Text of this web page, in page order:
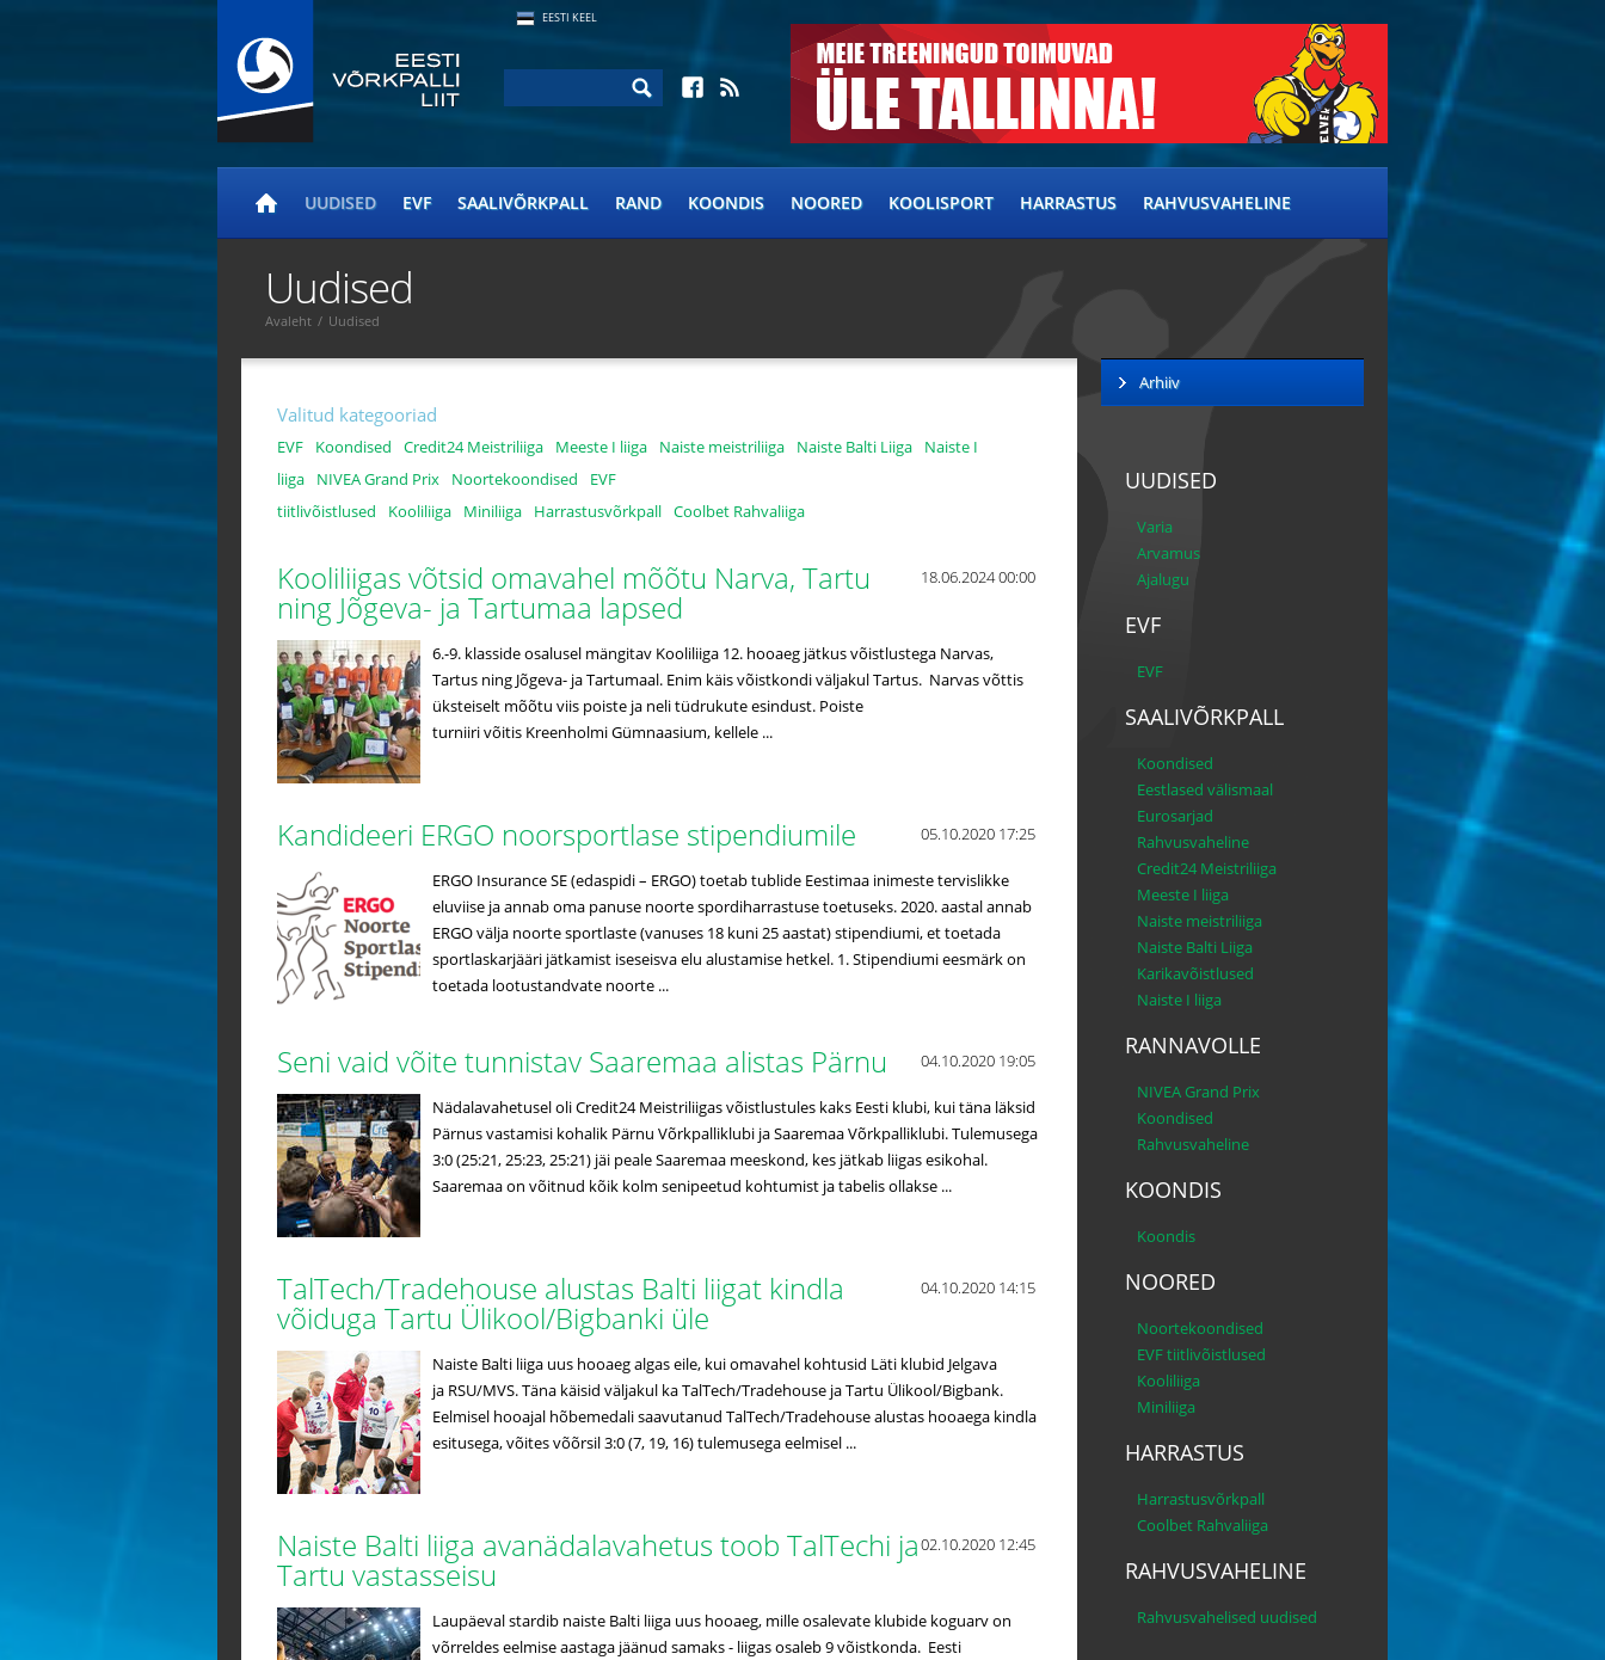
EESTI KEEL
UUDISED EVF SAALIVÕRKPALL RAND KOONDIS NOORED KOOLISPORT HARRASTUS RAHVUSVAHELINE
Valitud kategooriad
EVF Koondised Credit24 Meistriliiga Meeste I liiga Naiste meistriliiga Naiste Balti Liiga
Naiste I
liiga
NIVEA Grand Prix Noortekoondised
EVF
tiitlivõistlused
Kooliliiga Miniliiga Harrastusvõrkpall Coolbet Rahvaliiga
18.06.2024 00:00
Kooliliigas võtsid omavahel mõõtu Narva, Tartu
ning Jõgeva- ja Tartumaa lapsed
6.-9. klasside osalusel mängitav Kooliliiga 12. hooaeg jätkus võistlustega Narvas,
Tartus ning Jõgeva- ja Tartumaal. Enim käis võistkondi väljakul Tartus. Narvas võttis
üksteiselt mõõtu viis poiste ja neli tüdrukute esindust. Poiste
turniiri võitis Kreenholmi Gümnaasium, kellele ...
05.10.2020 17:25
Kandideeri ERGO noorsportlase stipendiumile
ERGO Insurance SE (edaspidi – ERGO) toetab tublide Eestimaa inimeste tervislikke
eluviise ja annab oma panuse noorte spordiharrastuse toetuseks. 2020. aastal annab
ERGO välja noorte sportlaste (vanuses 18 kuni 25 aastat) stipendiumi, et toetada
sportlaskarjääri jätkamist iseseisva elu alustamise hetkel. 1. Stipendiumi eesmärk on
toetada lootustandvate noorte ...
04.10.2020 19:05
Seni vaid võite tunnistav Saaremaa alistas Pärnu
Nädalavahetusel oli Credit24 Meistriliigas võistlustules kaks Eesti klubi, kui täna läksid
Pärnus vastamisi kohalik Pärnu Võrkpalliklubi ja Saaremaa Võrkpalliklubi. Tulemusega
3:0 (25:21, 25:23, 25:21) jäi peale Saaremaa meeskond, kes jätkab liigas esikohal.
Saaremaa on võitnud kõik kolm senipeetud kohtumist ja tabelis ollakse ...
04.10.2020 14:15
TalTech/Tradehouse alustas Balti liigat kindla
võiduga Tartu Ülikool/Bigbanki üle
Naiste Balti liiga uus hooaeg algas eile, kui omavahel kohtusid Läti klubid Jelgava
ja RSU/MVS. Täna käisid väljakul ka TalTech/Tradehouse ja Tartu Ülikool/Bigbank.
Eelmisel hooajal hõbemedali saavutanud TalTech/Tradehouse alustas hooaega kindla
esitusega, võites võõrsil 3:0 (7, 19, 16) tulemusega eelmisel ...
02.10.2020 12:45
Naiste Balti liiga avanädalavahetus toob TalTechi ja
Tartu vastasseisu
Laupäeval stardib naiste Balti liiga uus hooaeg, mille osalevate klubide koguarv on
võrreldes eelmise aastaga jäänud samaks - liigas osaleb 9 võistkonda. Eesti
Uudised
Avaleht / Uudised
Arhiiv
UUDISED
Varia
Arvamus
Ajalugu
EVF
EVF
SAALIVÕRKPALL
Koondised
Eestlased välismaal
Eurosarjad
Rahvusvaheline
Credit24 Meistriliiga
Meeste I liiga
Naiste meistriliiga
Naiste Balti Liiga
Karikavõistlused
Naiste I liiga
RANNAVOLLE
NIVEA Grand Prix
Koondised
Rahvusvaheline
KOONDIS
Koondis
NOORED
Noortekoondised
EVF tiitlivõistlused
Kooliliiga
Miniliiga
HARRASTUS
Harrastusvõrkpall
Coolbet Rahvaliiga
RAHVUSVAHELINE
Rahvusvahelised uudised